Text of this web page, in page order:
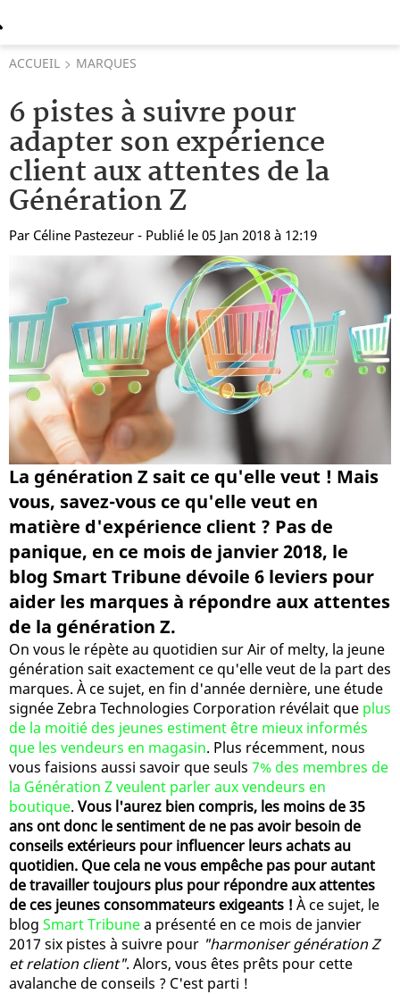
ACCUEIL MARQUES
6 pistes à suivre pour
adapter son expérience
client aux attentes de la
Génération Z
Par Céline Pastezeur - Publié le 05 Jan 2018 à 12:19
La génération Z sait ce qu'elle veut ! Mais
vous, savez-vous ce qu'elle veut en
matière d'expérience client ? Pas de
panique, en ce mois de janvier 2018, le
blog Smart Tribune dévoile 6 leviers pour
aider les marques à répondre aux attentes
de la génération Z.
On vous le répète au quotidien sur Air of melty, la jeune
génération sait exactement ce qu'elle veut de la part des
marques. À ce sujet, en fin d'année dernière, une étude
signée Zebra Technologies Corporation révélait que plus
de la moitié des jeunes estiment être mieux informés
que les vendeurs en magasin. Plus récemment, nous
vous faisions aussi savoir que seuls 7% des membres de
la Génération Z veulent parler aux vendeurs en
boutique. Vous l'aurez bien compris, les moins de 35
ans ont donc le sentiment de ne pas avoir besoin de
conseils extérieurs pour influencer leurs achats au
quotidien. Que cela ne vous empêche pas pour autant
de travailler toujours plus pour répondre aux attentes
de ces jeunes consommateurs exigeants ! À ce sujet, le
blog Smart Tribunea présenté en ce mois de janvier
2017 six pistes à suivre pour "harmoniser génération Z
et relation client". Alors, vous êtes prêts pour cette
avalanche de conseils ? C'est parti !